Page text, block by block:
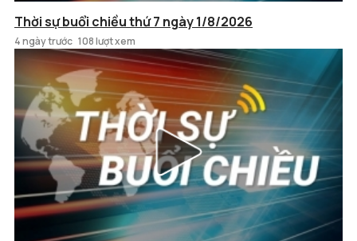
Thời sự buổi chiều thứ 7 ngày 1/8/2026
4 ngày trước 108 lượt xem